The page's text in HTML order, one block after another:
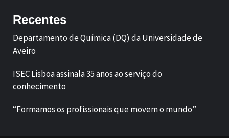
Recentes
Departamento de Química (DQ) da Universidade de
Aveiro
ISEC Lisboa assinala 35 anos ao serviço do
conhecimento
“Formamos os profissionais que movem o mundo”